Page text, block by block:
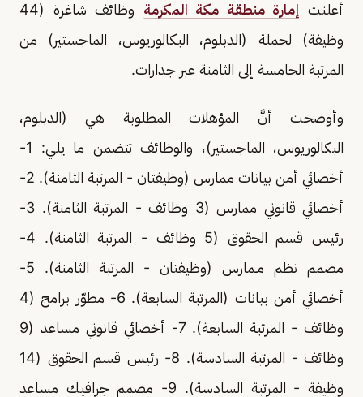
أعلنت إمارة منطقة مكة المكرمة
وظائف شاغرة (44
وظيفة) لحملة (الدبلوم، البكالوريوس، الماجستير) من
المرتبة الخامسة إلى الثامنة عبر جدارات.
وأوضحت أنَّ المؤهلات المطلوبة هي (الدبلوم،
البكالوريوس، الماجستير)، والوظائف تتضمن ما يلي: 1-
أخصائي أمن بيانات ممارس (وظيفتان - المرتبة الثامنة). 2-
أخصائي قانوني ممارس (3 وظائف - المرتبة الثامنة). 3-
رئيس قسم الحقوق (5 وظائف - المرتبة الثامنة). 4-
مصمم نظم مـمارس (وظيفتان - المرتبة الثامنة). 5-
أخصائي أمن بيانات (المرتبة السابعة). 6- مطوّر برامج (4
وظائف - المرتبة السابعة). 7- أخصائي قانوني مساعد (9
وظائف - المرتبة السادسة). 8- رئيس قسم الحقوق (14
وظيفة - المرتبة السادسة). 9- مصمم جرافيك مساعد